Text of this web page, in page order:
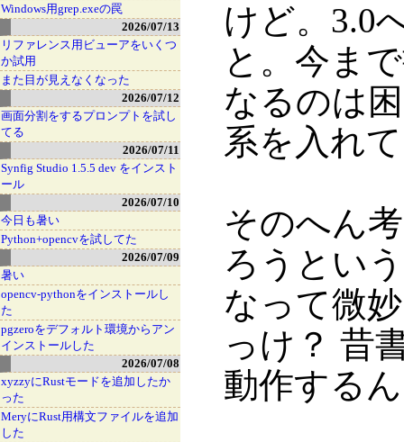
けど。3.0
と。今ま
なるのは
系を入れ
そのへん
ろうとい
なって微
っけ？ 昔
動作する
Windows用grep.exeの罠
2026/07/13
リファレンス用ビューアをいくつ
か試用
また目が見えなくなった
2026/07/12
画面分割をするプロンプトを試し
てる
2026/07/11
Synfig Studio 1.5.5 dev をインスト
ール
2026/07/10
今日も暑い
Python+opencvを試してた
2026/07/09
暑い
opencv-pythonをインストールし
た
pgzeroをデフォルト環境からアン
インストールした
2026/07/08
xyzzyにRustモードを追加したか
った
MeryにRust用構文ファイルを追加
した